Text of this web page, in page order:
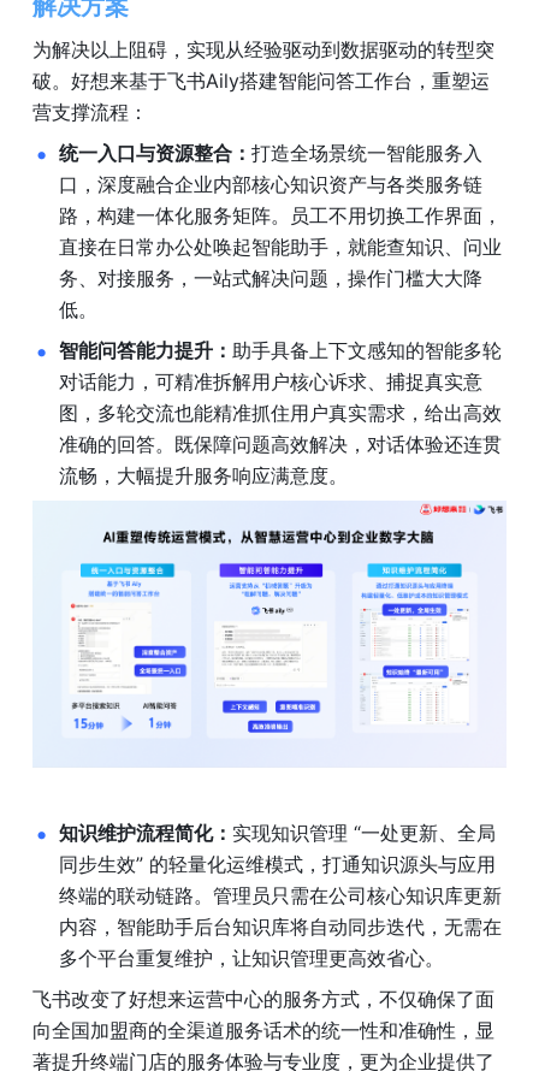
为解决以上阻碍，实现从经验驱动到数据驱动的转型突
破。好想来基于飞书Aily搭建智能问答工作台，重塑运
营支撑流程：
统一入口与资源整合： 打造全场景统一智能服务入
口，深度融合企业内部核心知识资产与各类服务链
路，构建一体化服务矩阵。员工不用切换工作界面，
直接在日常办公处唤起智能助手，就能查知识、问业
务、对接服务，一站式解决问题，操作门槛大大降
低。
智能问答能力提升： 助手具备上下文感知的智能多轮
对话能力，可精准拆解用户核心诉求、捕捉真实意
图，多轮交流也能精准抓住用户真实需求，给出高效
准确的回答。既保障问题高效解决，对话体验还连贯
流畅，大幅提升服务响应满意度。
知识维护流程简化： 实现知识管理 “一处更新、全局
同步生效” 的轻量化运维模式，打通知识源头与应用
终端的联动链路。管理员只需在公司核心知识库更新
内容，智能助手后台知识库将自动同步迭代，无需在
多个平台重复维护，让知识管理更高效省心。
飞书改变了好想来运营中心的服务方式，不仅确保了面
向全国加盟商的全渠道服务话术的统一性和准确性，显
著提升终端门店的服务体验与专业度，更为企业提供了